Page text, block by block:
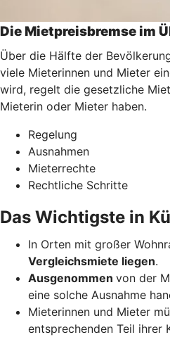
Die Mietpreisbremse im
Über die Hälfte der
viele Mieterinnen und Mieter
wird, regelt die gesetzliche
Mieterin oder Mieter haben.
Regelung
Ausnahmen
Mieterrechte
Rechtliche Schritte
Das Wichtigste in
In Orten mit großer
Vergleichsmiete liegen.
Ausgenommen von der
eine solche Ausnahme
Mieterinnen und Mieter
entsprechenden Teil ihrer